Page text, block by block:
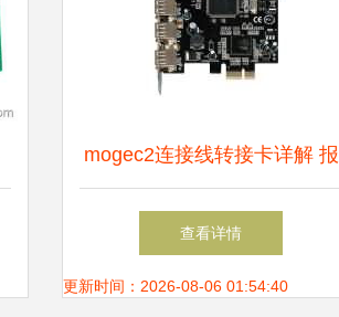
mogec2连接线转接卡详解 报
价、性能与评测
查看详情
更新时间：2026-08-06 01:54:40